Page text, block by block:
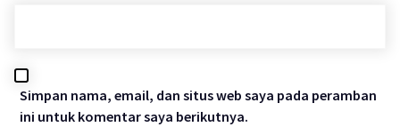
Simpan nama, email, dan situs web saya pada peramban
ini untuk komentar saya berikutnya.